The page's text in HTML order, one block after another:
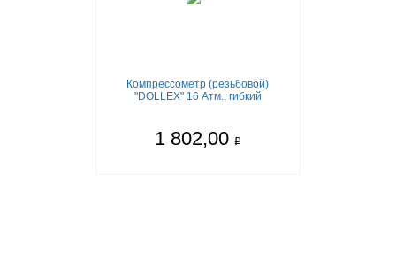
Компрессометр (резьбовой)
"DOLLEX" 16 Атм., гибкий
1 802,00 q